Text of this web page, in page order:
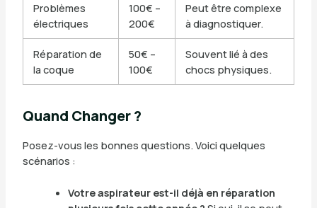
Problèmes
électriques
100€ –
200€
Peut être complexe
à diagnostiquer.
Réparation de
la coque
50€ –
100€
Souvent lié à des
chocs physiques.
Quand Changer ?
Posez-vous les bonnes questions. Voici quelques
scénarios :
Votre aspirateur est-il déjà en réparation